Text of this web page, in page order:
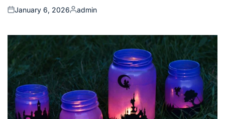
Posted
January 6, 2026
Posted
admin